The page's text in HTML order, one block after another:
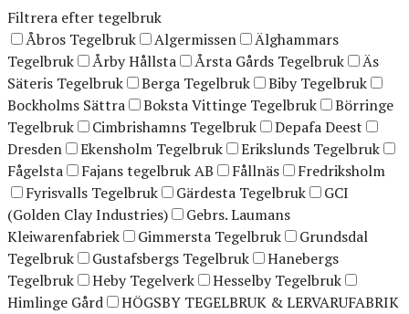
Filtrera efter tegelbruk
Åbros Tegelbruk
Algermissen
Älghammars
Tegelbruk
Årby Hållsta Årsta Gårds Tegelbruk
Äs
Säteris Tegelbruk
Berga Tegelbruk
Biby Tegelbruk
Bockholms Sättra
Boksta Vittinge Tegelbruk
Börringe
Tegelbruk
Cimbrishamns Tegelbruk
Depafa Deest
Dresden
Ekensholm Tegelbruk
Erikslunds Tegelbruk
Fågelsta
Fajans tegelbruk AB Fållnäs
Fredriksholm
Fyrisvalls Tegelbruk
Gärdesta Tegelbruk
GCI
(Golden Clay Industries)
Gebrs. Laumans
Kleiwarenfabriek
Gimmersta Tegelbruk
Grundsdal
Tegelbruk
Gustafsbergs Tegelbruk
Hanebergs
Tegelbruk
Heby Tegelverk
Hesselby Tegelbruk
Himlinge Gård
HÖGSBY TEGELBRUK & LERVARUFABRIK